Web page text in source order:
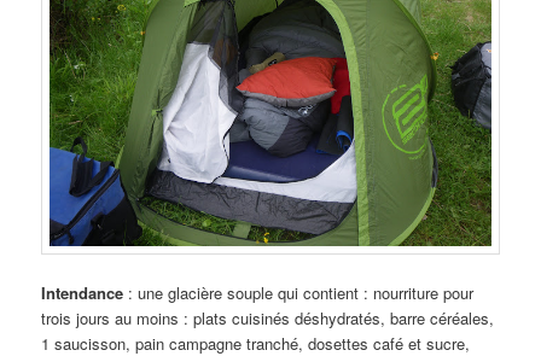
Intendance : une glacière souple qui contient : nourriture pour
trois jours au moins : plats cuisinés déshydratés, barre céréales,
1 saucisson, pain campagne tranché, dosettes café et sucre,